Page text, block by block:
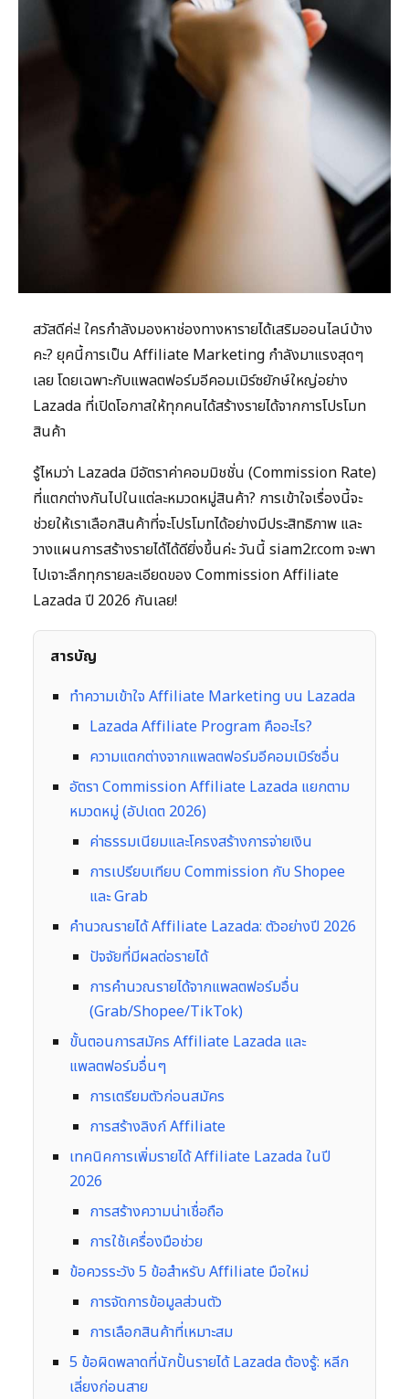
สวัสดีค่ะ! ใครกำลังมองหาช่องทางหารายได้เสริมออนไลน์บ้าง
คะ? ยุคนี้การเป็น Affiliate Marketing กำลังมาแรงสุดๆ
เลย โดยเฉพาะกับแพลตฟอร์มอีคอมเมิร์ซยักษ์ใหญ่อย่าง
Lazada ที่เปิดโอกาสให้ทุกคนได้สร้างรายได้จากการโปรโมท
สินค้า
รู้ไหมว่า Lazada มีอัตราค่าคอมมิชชั่น (Commission Rate)
ที่แตกต่างกันไปในแต่ละหมวดหมู่สินค้า? การเข้าใจเรื่องนี้จะ
ช่วยให้เราเลือกสินค้าที่จะโปรโมทได้อย่างมีประสิทธิภาพ และ
วางแผนการสร้างรายได้ได้ดียิ่งขึ้นค่ะ วันนี้ siam2r.com จะพา
ไปเจาะลึกทุกรายละเอียดของ Commission Affiliate
Lazada ปี 2026 กันเลย!
สารบัญ
ทำความเข้าใจ Affiliate Marketing บน Lazada
Lazada Affiliate Program คืออะไร?
ความแตกต่างจากแพลตฟอร์มอีคอมเมิร์ซอื่น
อัตรา Commission Affiliate Lazada แยกตาม
หมวดหมู่ (อัปเดต 2026)
ค่าธรรมเนียมและโครงสร้างการจ่ายเงิน
การเปรียบเทียบ Commission กับ Shopee
และ Grab
คำนวณรายได้ Affiliate Lazada: ตัวอย่างปี 2026
ปัจจัยที่มีผลต่อรายได้
การคำนวณรายได้จากแพลตฟอร์มอื่น
(Grab/Shopee/TikTok)
ขั้นตอนการสมัคร Affiliate Lazada และ
แพลตฟอร์มอื่นๆ
การเตรียมตัวก่อนสมัคร
การสร้างลิงก์ Affiliate
เทคนิคการเพิ่มรายได้ Affiliate Lazada ในปี
2026
การสร้างความน่าเชื่อถือ
การใช้เครื่องมือช่วย
ข้อควรระวัง 5 ข้อสำหรับ Affiliate มือใหม่
การจัดการข้อมูลส่วนตัว
การเลือกสินค้าที่เหมาะสม
5 ข้อผิดพลาดที่นักปั้นรายได้ Lazada ต้องรู้: หลีก
เลี่ยงก่อนสาย